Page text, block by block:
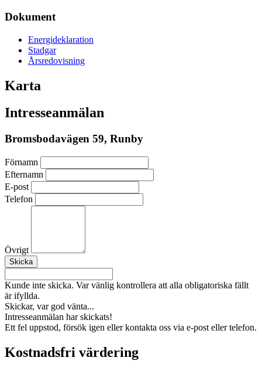
Dokument
Energideklaration
Stadgar
Årsredovisning
Karta
Intresseanmälan
Bromsbodavägen 59, Runby
Förnamn
Efternamn
E-post
Telefon
Övrigt
Kunde inte skicka. Var vänlig kontrollera att alla obligatoriska fällt
är ifyllda.
Skickar, var god vänta...
Intresseanmälan har skickats!
Ett fel uppstod, försök igen eller kontakta oss via e-post eller telefon.
Kostnadsfri värdering